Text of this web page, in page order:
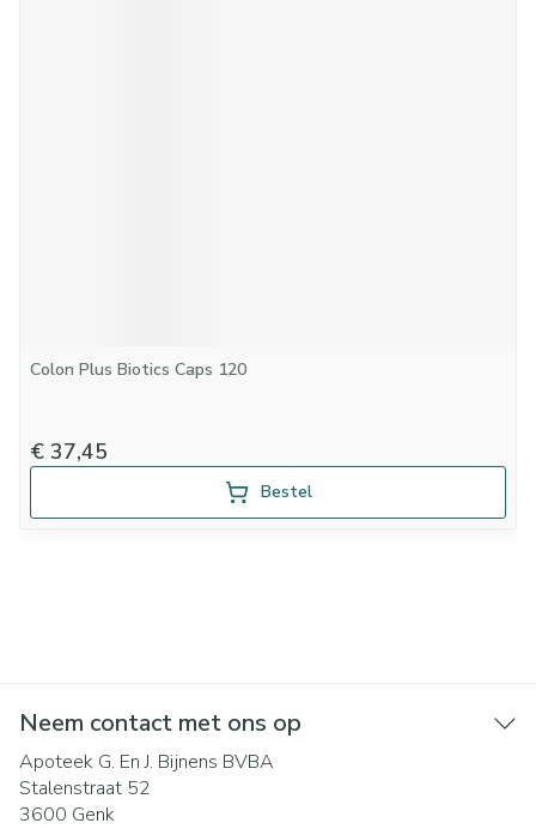
Colon Plus Biotics Caps 120
€ 37,45
Bestel
Neem contact met ons op
Apoteek G. En J. Bijnens BVBA
Stalenstraat 52
3600 Genk